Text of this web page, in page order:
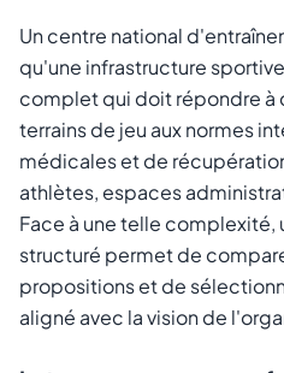
Un centre national
qu'une infrastructure
complet qui doit répondre à
terrains de jeu aux normes
médicales et de
athlètes, espaces
Face à une telle
structuré permet de
propositions et de
aligné avec la vision de